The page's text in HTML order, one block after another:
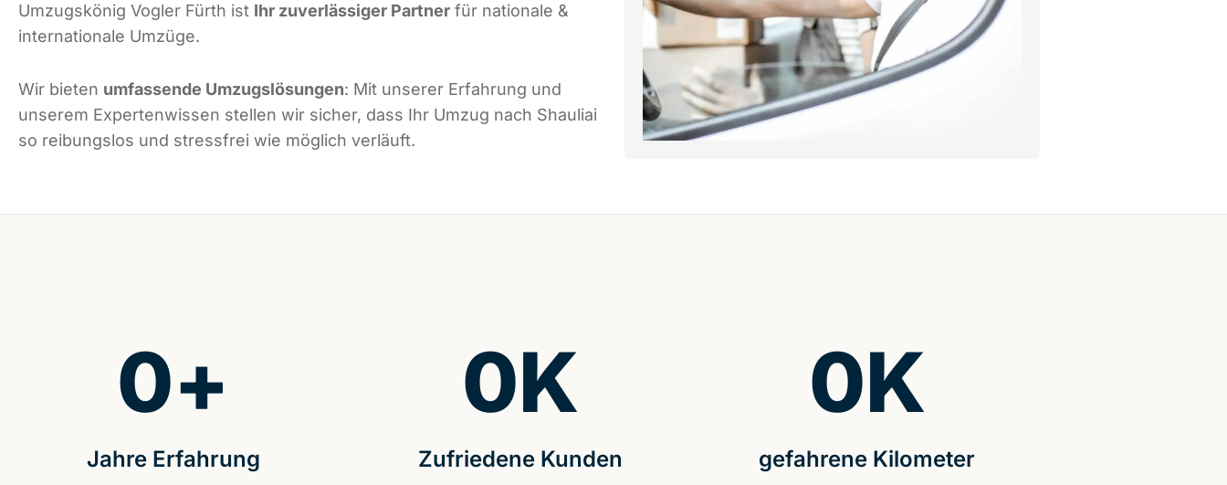
Umzugskönig Vogler Fürth ist Ihr zuverlässiger Partner für nationale &
internationale Umzüge.
Wir bieten umfassende Umzugslösungen: Mit unserer Erfahrung und
unserem Expertenwissen stellen wir sicher, dass Ihr Umzug nach Shauliai
so reibungslos und stressfrei wie möglich verläuft.
Jahre Erfahrung
0+
Zufriedene Kunden
0K
gefahrene Kilometer
0K